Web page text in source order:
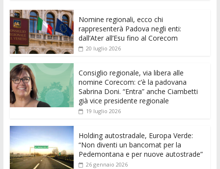
e
b
o
o
k
itt
er l s
A
p
p
ss
e
n
er
di
t
k
e
dI
di
vi
Nomine regionali, ecco chi
rappresenterà Padova negli enti:
dall’Ater all’Esu fino al Corecom
20 luglio 2026
Consiglio regionale, via libera alle
nomine Corecom: c’è la padovana
Sabrina Doni. “Entra” anche Ciambetti
già vice presidente regionale
19 luglio 2026
Holding autostradale, Europa Verde:
“Non diventi un bancomat per la
Pedemontana e per nuove autostrade”
26 gennaio 2026